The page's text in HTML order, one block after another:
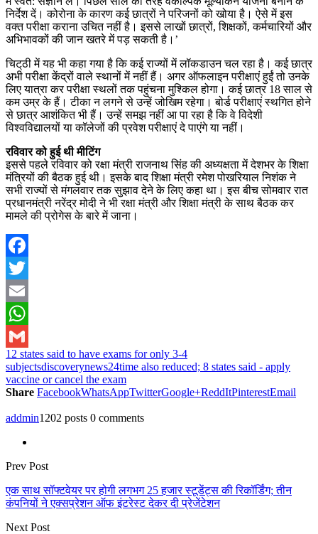
निर्देश दें। कोरोना के कारण कई छात्रों ने परिजनों को खोया है। ऐसे में इस
वक्त परीक्षा कराना उचित नहीं है। इससे लाखों छात्रों, शिक्षकों, कर्मचारियों और
अभिभावकों की जान खतरे में पड़ सकती है।’
चिट्‌ठी में यह भी कहा गया है कि कई राज्यों में लॉकडाउन चल रहा है। कई छात्र
अभी परीक्षा केंद्रों वाले स्थानों में नहीं हैं। अगर ऑफलाइन परीक्षाएं हुईं तो उनके
लिए यात्रा कर परीक्षा स्थलों तक पहुंचना मुश्किल होगा। कई छात्र 18 साल से
कम उम्र के हैं। टीका न लगने से उन्हें जोखिम रहेगा। बोर्ड परीक्षाएं स्थगित होने
से छात्र आशंकित भी हैं। उन्हें समझ नहीं आ पा रहा है कि वे विदेशी
विश्वविद्यालयों या कॉलेजों की प्रवेश परीक्षाएं दे पाएंगे या नहीं।
रविवार को हुई थी मीटिंग
इससे पहले रविवार को रक्षा मंत्री राजनाथ सिंह की अध्यक्षता में देशभर के शिक्षा
मंत्रियों की बैठक हुई थी। इसके बाद शिक्षा मंत्री रमेश पोखरियाल निशंक ने
सभी राज्यों से मंगलवार तक सुझाव देने के लिए कहा था। इस बीच सोमवार रात
प्रधानमंत्री नरेंद्र मोदी ने भी रक्षा मंत्री और शिक्षा मंत्री के साथ बैठक कर
मामले की प्रोगेस के बारे में जाना।
Facebook
Twitter
Email
WhatsApp
Gmail
12 states said to have exams for only 3-4
subjectsdiscoverynews24time also reduced; 8 states said - apply
vaccine or cancel the exam
Share FacebookWhatsAppTwitterGoogle+ReddItPinterestEmail
addmin1202 posts 0 comments
Prev Post
एक साथ सॉफ्टवेयर पर होगी लगभग 25 हजार स्टूडेंट्स की रिकॉर्डिंग; तीन
कंपनियों ने एक्सप्रेशन ऑफ इंटरेस्ट देकर दी प्रेजेंटेशन
Next Post